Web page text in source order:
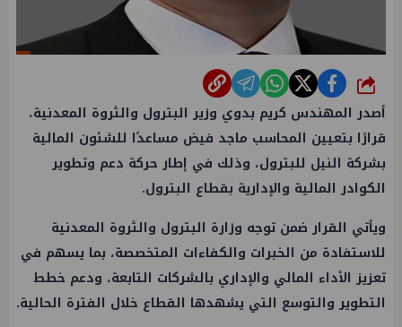
شارك
أصدر المهندس كريم بدوي وزير البترول والثروة المعدنية،
قرارًا بتعيين المحاسب ماجد فيض مساعدًا للشئون المالية
بشركة النيل للبترول، وذلك في إطار حركة دعم وتطوير
الكوادر المالية والإدارية بقطاع البترول.
ويأتي القرار ضمن توجه وزارة البترول والثروة المعدنية
للاستفادة من الخبرات والكفاءات المتخصصة، بما يسهم في
تعزيز الأداء المالي والإداري بالشركات التابعة، ودعم خطط
التطوير والتوسع التي يشهدها القطاع خلال الفترة الحالية.